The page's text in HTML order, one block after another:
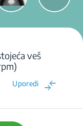
veš
Uporedi